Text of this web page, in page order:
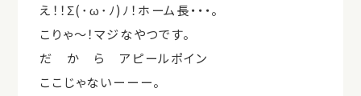
え！！Σ(･ω･ﾉ)ﾉ！ホーム長・・・。
こりゃ～！マジなやつです。
だ か ら アピールポイン
ここじゃないーーー。